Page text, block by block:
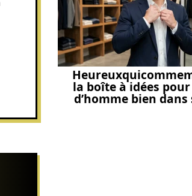
la boîte à idées
d’homme bien dans